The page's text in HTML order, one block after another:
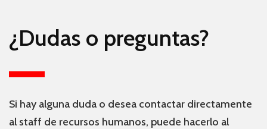
¿Dudas o preguntas?
Si hay alguna duda o desea contactar directamente
al staff de recursos humanos, puede hacerlo al